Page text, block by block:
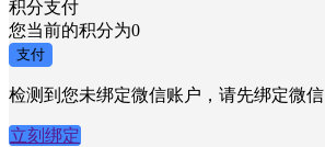
积分支付
您当前的积分为0
支付
检测到您未绑定微信账户，请先绑定微信
立刻绑定